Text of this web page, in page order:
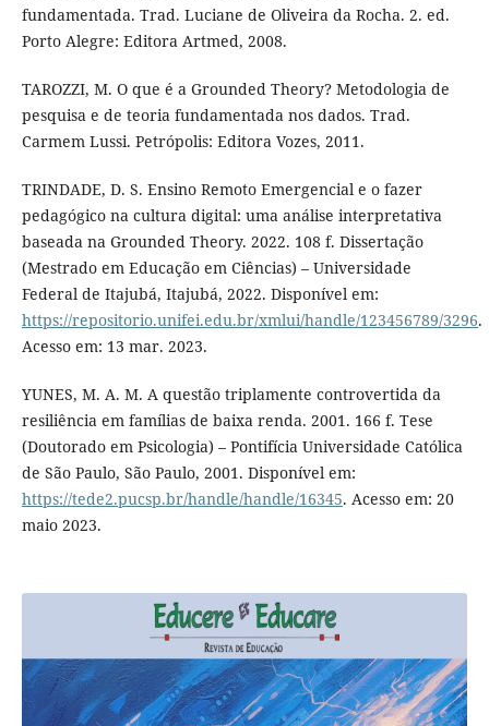
fundamentada. Trad. Luciane de Oliveira da Rocha. 2. ed.
Porto Alegre: Editora Artmed, 2008.
TAROZZI, M. O que é a Grounded Theory? Metodologia de
pesquisa e de teoria fundamentada nos dados. Trad.
Carmem Lussi. Petrópolis: Editora Vozes, 2011.
TRINDADE, D. S. Ensino Remoto Emergencial e o fazer
pedagógico na cultura digital: uma análise interpretativa
baseada na Grounded Theory. 2022. 108 f. Dissertação
(Mestrado em Educação em Ciências) – Universidade
Federal de Itajubá, Itajubá, 2022. Disponível em:
https://repositorio.unifei.edu.br/xmlui/handle/123456789/3296.
Acesso em: 13 mar. 2023.
YUNES, M. A. M. A questão triplamente controvertida da
resiliência em famílias de baixa renda. 2001. 166 f. Tese
(Doutorado em Psicologia) – Pontifícia Universidade Católica
de São Paulo, São Paulo, 2001. Disponível em:
https://tede2.pucsp.br/handle/handle/16345. Acesso em: 20
maio 2023.